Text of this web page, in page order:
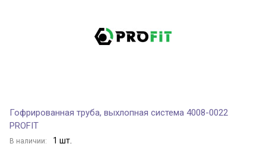
Гофрированная труба, выхлопная система 4008-0022
PROFIT
В наличии: 1 шт.